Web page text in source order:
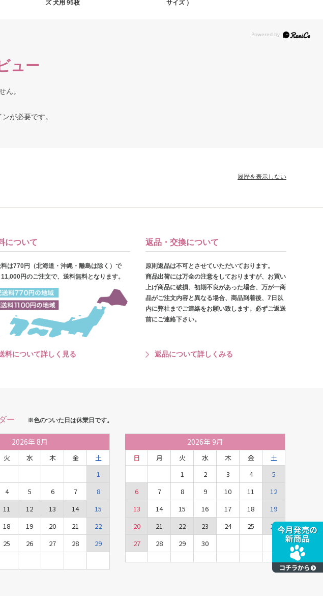
ズ 犬用 95枚
サイズ ）
ュー
ん。
ンが必要です。
履歴を表示しない
について
料は770円（北海道・沖縄・離島は除く）で
円のご注文で、送料無料となります。
料について詳しく見る
返品・交換について
原則返品は不可とさせていただいております。
商品出荷には万全の注意をしておりますが、お買い
上げ商品に破損、初期不良があった場合、万が一商
品がご注文内容と異なる場合、商品到着後、7日以
内に弊社までご連絡をお願い致します。必ずご返送
前にご連絡下さい。
返品について詳しくみる
ー ※色のついた日は休業日です。
2026年 8月
火 水 木 金
土
1
4 5 6 7
8
11 12 13 14
15
18 19 20 21
22
25 26 27 28
29
2026年 9月
日 月 火 水 木 金
土
1
2 3 4
5
6
7 8 9 10 11
12
13
14 15 16 17 18
19
20
21 22 23 24 25
26
27
28 29 30